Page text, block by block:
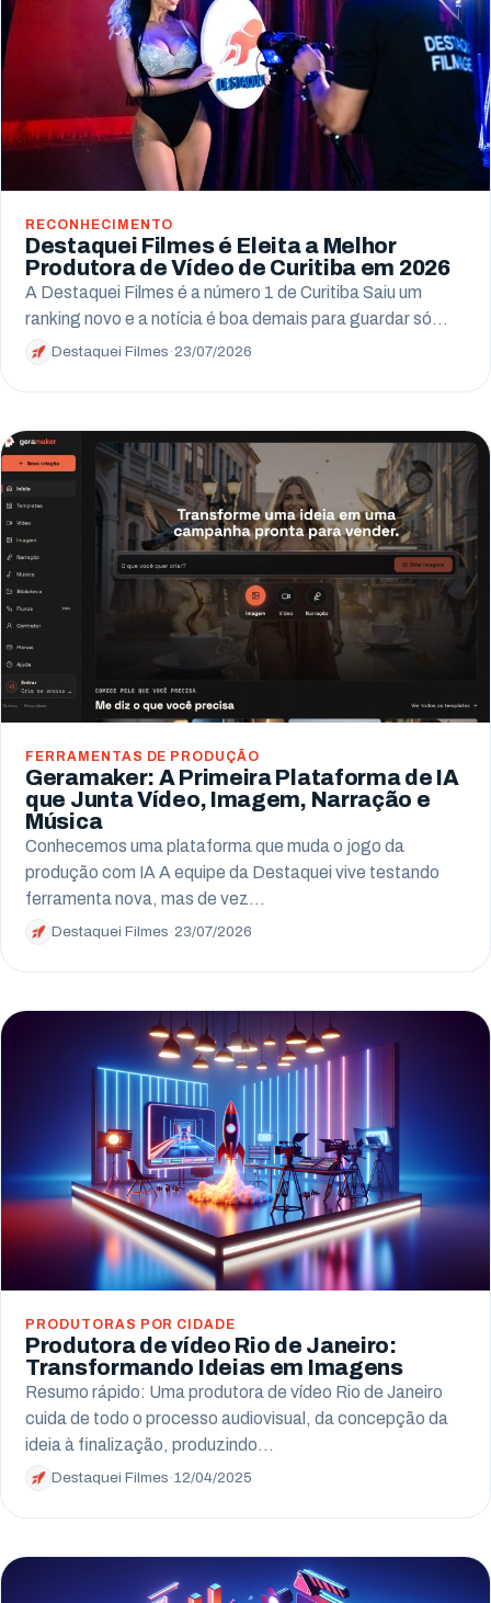
Arapongas
Umuarama
Ponta Grossa
Guarapuava
Foz do Iguaçu
Toledo
São José dos Pinhais
Araucária
Campo Largo
Pinhais
Almirante Tamandaré
Campo Mourão
RECONHECIMENTO
Destaquei Filmes é Eleita a Melhor
Produtora de Vídeo de Curitiba em 2026
A Destaquei Filmes é a número 1 de Curitiba Saiu um
ranking novo e a notícia é boa demais para guardar só…
Destaquei Filmes ·23/07/2026
FERRAMENTAS DE PRODUÇÃO
Geramaker: A Primeira Plataforma de IA
que Junta Vídeo, Imagem, Narração e
Música
Conhecemos uma plataforma que muda o jogo da
produção com IA A equipe da Destaquei vive testando
ferramenta nova, mas de vez…
Destaquei Filmes ·23/07/2026
PRODUTORAS POR CIDADE
Produtora de vídeo Rio de Janeiro:
Transformando Ideias em Imagens
Resumo rápido: Uma produtora de vídeo Rio de Janeiro
cuida de todo o processo audiovisual, da concepção da
ideia à finalização, produzindo…
Destaquei Filmes ·12/04/2025